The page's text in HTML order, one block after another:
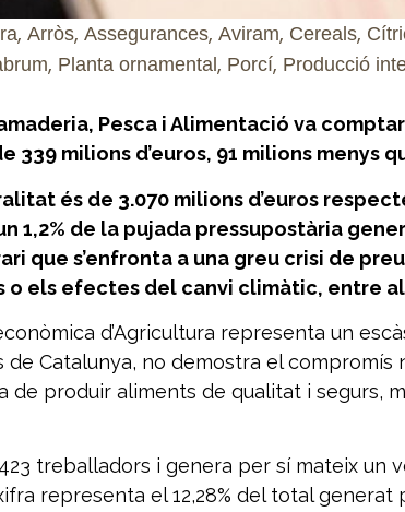
, Arròs, Assegurances, Aviram, Cereals,
, Planta ornamental , Porcí, Producció
Pesca i Alimentació va
milions d’euros, 91 milions menys
és de 3.070 milions d’euros
1,2% de la pujada pressupostària
que s’enfronta a una greu crisi de
o els efectes del canvi climàtic, entre
d’Agricultura representa un
de Catalunya, no demostra el
de produir aliments de qualitat i
treballadors i genera per sí mateix un
representa el 12,28% del total